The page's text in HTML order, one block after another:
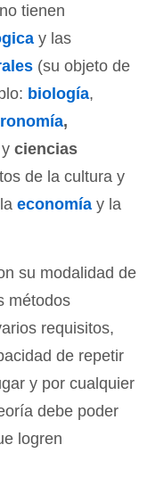
tienen
y las
(su objeto de
biología,
,
ciencias
de la cultura y
economía y la
su modalidad de
métodos
requisitos,
de repetir
y por cualquier
debe poder
logren